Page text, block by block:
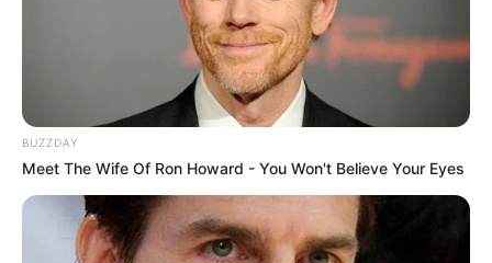
BUZZDAY
Meet The Wife Of Ron Howard - You Won't Believe Your Eyes